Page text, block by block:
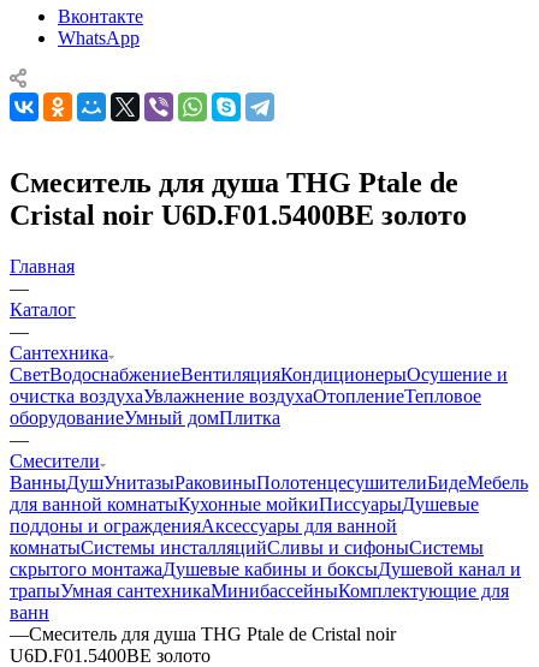
Вконтакте
WhatsApp
Смеситель для душа THG Ptale de
Cristal noir U6D.F01.5400BE золото
Главная
—
Каталог
—
Сантехника
СветВодоснабжениеВентиляцияКондиционерыОсушение и
очистка воздухаУвлажнение воздухаОтоплениеТепловое
оборудованиеУмный домПлитка
—
Смесители
ВанныДушУнитазыРаковиныПолотенцесушителиБидеМебель
для ванной комнатыКухонные мойкиПиссуарыДушевые
поддоны и огражденияАксессуары для ванной
комнатыСистемы инсталляцийСливы и сифоныСистемы
скрытого монтажаДушевые кабины и боксыДушевой канал и
трапыУмная сантехникаМинибассейныКомплектующие для
ванн
—Смеситель для душа THG Ptale de Cristal noir
U6D.F01.5400BE золото